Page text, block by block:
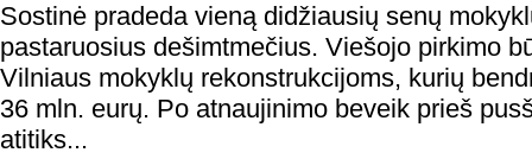
Sostinė pradeda vieną didžiausių senų
pastaruosius dešimtmečius. Viešojo pirkimo
Vilniaus mokyklų rekonstrukcijoms, kurių
36 mln. eurų. Po atnaujinimo beveik prieš
atitiks...